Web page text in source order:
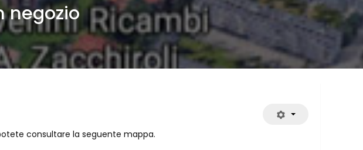
negozio
consultare la seguente mappa.